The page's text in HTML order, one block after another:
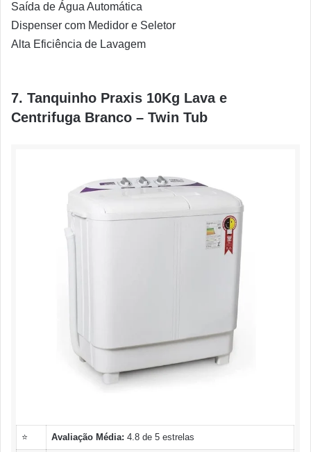
Saída de Água Automática
Dispenser com Medidor e Seletor
Alta Eficiência de Lavagem
7. Tanquinho Praxis 10Kg Lava e
Centrifuga Branco – Twin Tub
⭐ Avaliação Média: 4.8 de 5 estrelas